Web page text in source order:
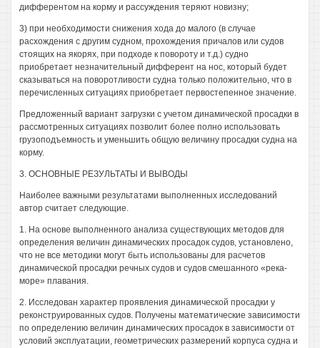
дифферентом на корму и рассуждения теряют новизну;
3) при необходимости снижения хода до малого (в случае
расхождения с другим судном, прохождения причалов или судов
стоящих на якорях, при подходе к повороту и т.д.) судно
приобретает незначительный дифферент на нос, который будет
сказываться на поворотливости судна только положительно, что в
перечисленных ситуациях приобретает первостепенное значение.
Предложенный вариант загрузки с учетом динамической просадки в
рассмотренных ситуациях позволит более полно использовать
грузоподъемность и уменьшить общую величину просадки судна на
корму.
3. ОСНОВНЫЕ РЕЗУЛЬТАТЫ И ВЫВОДЫ
Наиболее важными результатами выполненных исследований
автор считает следующие.
1. На основе выполненного анализа существующих методов для
определения величин динамических просадок судов, установлено,
что не все методики могут быть использованы для расчетов
динамической просадки речных судов и судов смешанного «река-
море» плавания.
2. Исследован характер проявления динамической просадки у
реконструированных судов. Получены математические зависимости
по определению величин динамических просадок в зависимости от
условий эксплуатации, геометрических размерений корпуса судна и